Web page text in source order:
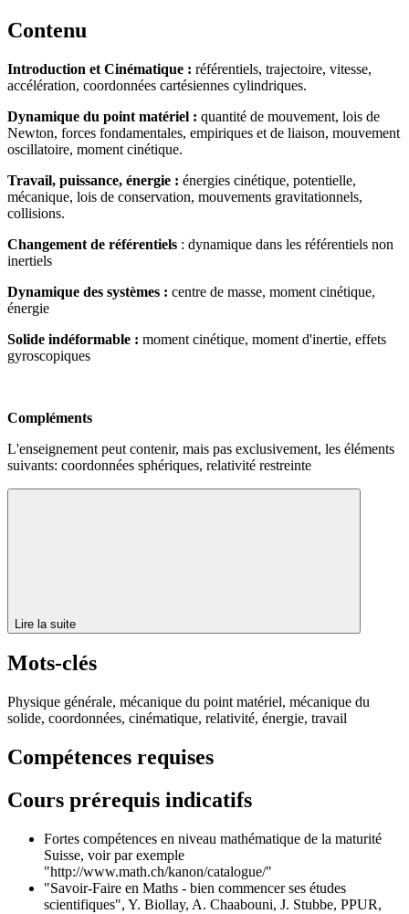
Contenu
Introduction et Cinématique : référentiels, trajectoire, vitesse,
accélération, coordonnées cartésiennes cylindriques.
Dynamique du point matériel : quantité de mouvement, lois de
Newton, forces fondamentales, empiriques et de liaison, mouvement
oscillatoire, moment cinétique.
Travail, puissance, énergie : énergies cinétique, potentielle,
mécanique, lois de conservation, mouvements gravitationnels,
collisions.
Changement de référentiels : dynamique dans les référentiels non
inertiels
Dynamique des systèmes : centre de masse, moment cinétique,
énergie
Solide indéformable : moment cinétique, moment d'inertie, effets
gyroscopiques
Compléments
L'enseignement peut contenir, mais pas exclusivement, les éléments
suivants: coordonnées sphériques, relativité restreinte
Lire la suite
Mots-clés
Physique générale, mécanique du point matériel, mécanique du
solide, coordonnées, cinématique, relativité, énergie, travail
Compétences requises
Cours prérequis indicatifs
Fortes compétences en niveau mathématique de la maturité
Suisse, voir par exemple
"http://www.math.ch/kanon/catalogue/"
"Savoir-Faire en Maths - bien commencer ses études
scientifiques", Y. Biollay, A. Chaabouni, J. Stubbe, PPUR,